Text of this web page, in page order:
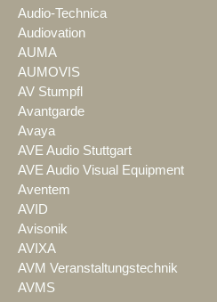
Audio-Technica
Audiovation
AUMA
AUMOVIS
AV Stumpfl
Avantgarde
Avaya
AVE Audio Stuttgart
AVE Audio Visual Equipment
Aventem
AVID
Avisonik
AVIXA
AVM Veranstaltungstechnik
AVMS